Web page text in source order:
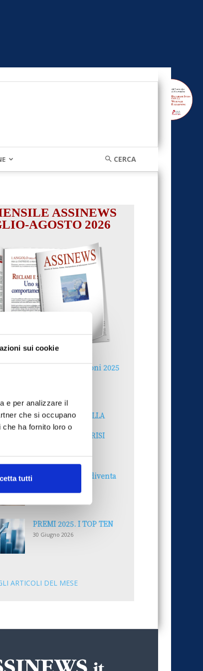
sui cookie
e per analizzare il
che si occupano
ha fornito loro o
tutti
ASSINEWS
AGOSTO 2026
Reclami e sanzioni 2025
LA GESTIONE DELLA
REPUTAZIONE.
RECENSIONI E CRISI
30 Giugno 2026
Il “Modulo CAI” diventa
PREMI 2025. I TOP TEN
30 Giugno 2026
ARTICOLI DEL MESE